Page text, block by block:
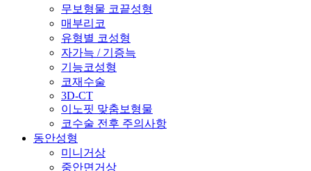
무보형물 코끝성형
매부리코
유형별 코성형
자가늑 / 기증늑
기능코성형
코재수술
3D-CT
이노핏 맞춤보형물
코수술 전후 주의사항
동안성형
미니거상
중안면거상